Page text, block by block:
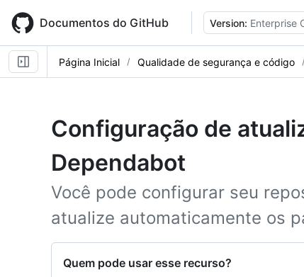
main
content
Documentos do GitHub Version: Enterprise
Página Inicial Qualidade de segurança e código
Configuração de
Dependabot
Você pode configurar seu
atualize automaticamente os
Quem pode usar esse recurso?